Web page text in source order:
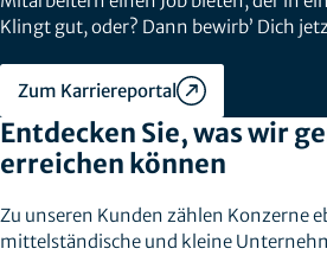
Klingt gut, oder? Dann bewirb’ Dich
Zum Karriereportal
Entdecken Sie, was wir
erreichen können
Zu unseren Kunden zählen Konzerne
mittelständische und kleine